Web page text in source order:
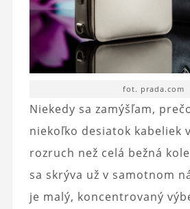
fot. prada.com
Niekedy sa zamýšľam,
niekoľko desiatok kabeliek
rozruch než celá bežná
sa skrýva už v samotnom
je malý, koncentrovaný